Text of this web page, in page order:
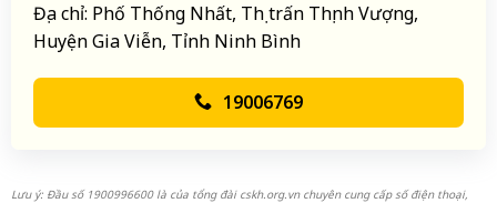
Địa chỉ: Phố Thống Nhất, Thị trấn Thịnh Vượng,
Huyện Gia Viễn, Tỉnh Ninh Bình
19006769
Lưu ý: Đầu số 1900996600 là của tổng đài cskh.org.vn chuyên cung cấp số điện thoại,